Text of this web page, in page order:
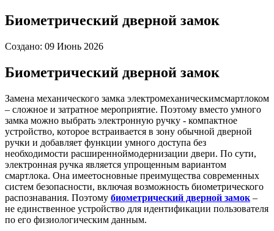
Биометрический дверной замок
Создано: 09 Июнь 2026
Биометрический дверной замок
Замена механического замка электромеханическимсмартлоком
– сложное и затратное мероприятие. Поэтому вместо умного
замка можно выбрать электронную ручку - компактное
устройство, которое встраивается в зону обычной дверной
ручки и добавляет функции умного доступа без
необходимости расширенноймодернизации двери. По сути,
электронная ручка является упрощенным вариантом
смартлока. Она имеетосновные преимущества современных
систем безопасности, включая возможность биометрического
распознавания. Поэтому биометрический дверной замок –
не единственное устройство для идентификации пользователя
по его физиологическим данным.